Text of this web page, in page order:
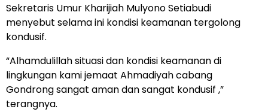
Sekretaris Umur Kharijiah Mulyono Setiabudi
menyebut selama ini kondisi keamanan tergolong
kondusif.
“Alhamdulillah situasi dan kondisi keamanan di
lingkungan kami jemaat Ahmadiyah cabang
Gondrong sangat aman dan sangat kondusif ,”
terangnya.